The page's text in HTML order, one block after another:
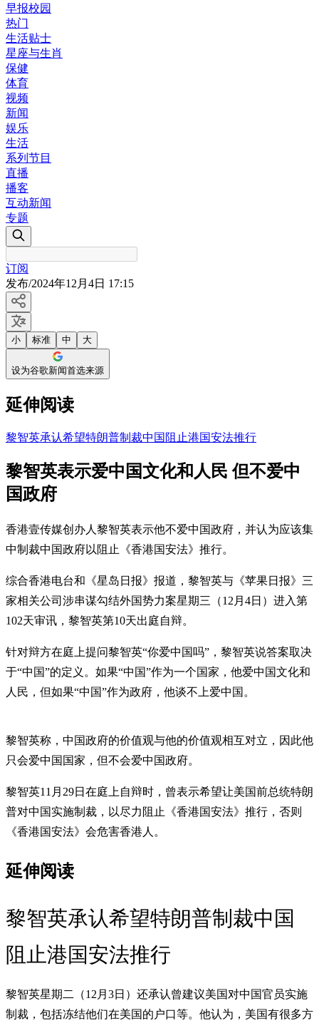
早报校园
热门
生活贴士
星座与生肖
保健
体育
视频
新闻
娱乐
生活
系列节目
直播
播客
互动新闻
专题
订阅
发布/2024年12月4日 17:15
小 标准 中 大
设为谷歌新闻首选来源
延伸阅读
黎智英承认希望特朗普制裁中国阻止港国安法推行
黎智英表示爱中国文化和人民 但不爱中
国政府
香港壹传媒创办人黎智英表示他不爱中国政府，并认为应该集
中制裁中国政府以阻止《香港国安法》推行。
综合香港电台和《星岛日报》报道，黎智英与《苹果日报》三
家相关公司涉串谋勾结外国势力案星期三（12月4日）进入第
102天审讯，黎智英第10天出庭自辩。
针对辩方在庭上提问黎智英“你爱中国吗”，黎智英说答案取决
于“中国”的定义。如果“中国”作为一个国家，他爱中国文化和
人民，但如果“中国”作为政府，他谈不上爱中国。
黎智英称，中国政府的价值观与他的价值观相互对立，因此他
只会爱中国国家，但不会爱中国政府。
黎智英11月29日在庭上自辩时，曾表示希望让美国前总统特朗
普对中国实施制裁，以尽力阻止《香港国安法》推行，否则
《香港国安法》会危害香港人。
延伸阅读
黎智英承认希望特朗普制裁中国
阻止港国安法推行
黎智英星期二（12月3日）还承认曾建议美国对中国官员实施
制裁，包括冻结他们在美国的户口等。他认为，美国有很多方